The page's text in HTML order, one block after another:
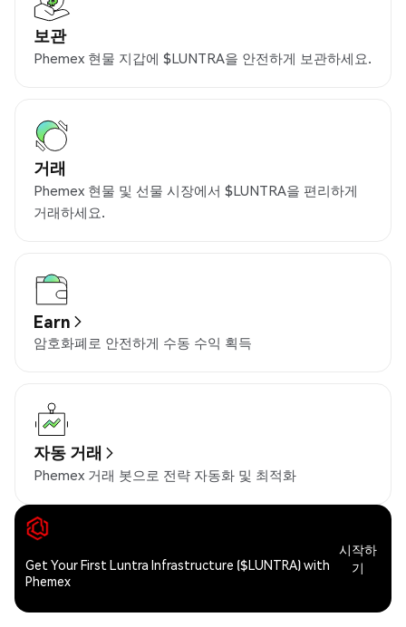
보관
Phemex 현물 지갑에 $LUNTRA을 안전하게 보관하세요.
거래
Phemex 현물 및 선물 시장에서 $LUNTRA을 편리하게
거래하세요.
Earn
암호화폐로 안전하게 수동 수익 획득
자동 거래
Phemex 거래 봇으로 전략 자동화 및 최적화
Get Your First Luntra Infrastructure ($LUNTRA) with
Phemex
시작하
기